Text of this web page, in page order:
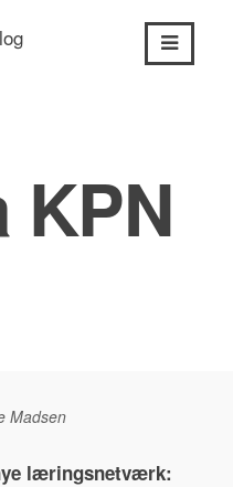
KPN
Madsen
læringsnetværk: